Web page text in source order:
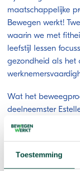
Toestemming
maatschappelijke
Bewegen werkt!
waarin we met
leefstijl lessen
gezondheid als het
Wat het
deelneemster
zijn voor mij dat ik
me heen heb.
mijn grenzen